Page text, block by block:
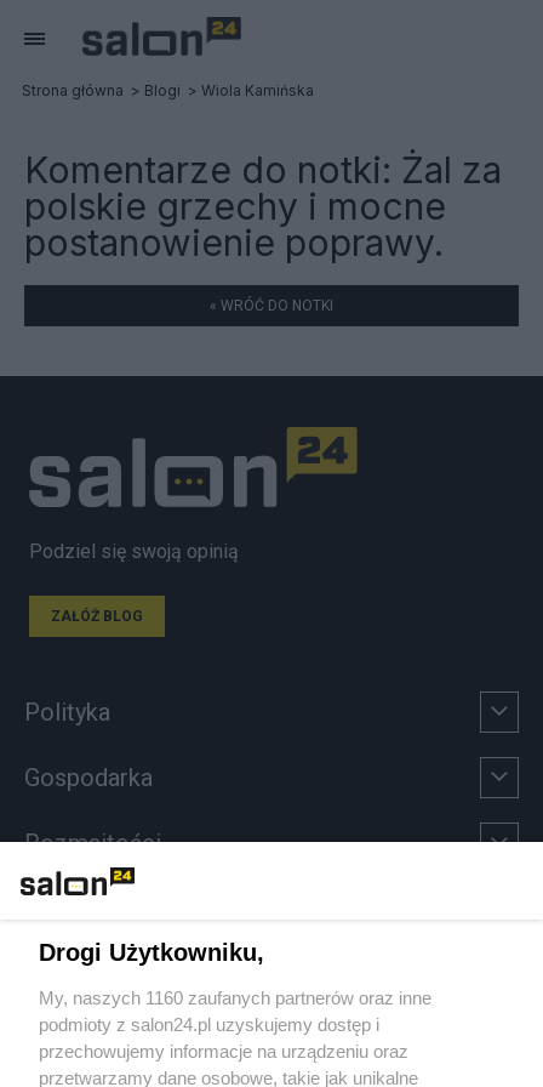
Strona główna Blogi Wiola Kamińska
Komentarze do notki: Żal za
polskie grzechy i mocne
postanowienie poprawy.
« WRÓĆ DO NOTKI
Podziel się swoją opinią
ZAŁÓŻ BLOG
Polityka
Gospodarka
Rozmaitości
Sport
Społeczeństwo
Drogi Użytkowniku,
My, naszych 1160 zaufanych partnerów oraz inne
podmioty z salon24.pl uzyskujemy dostęp i
przechowujemy informacje na urządzeniu oraz
przetwarzamy dane osobowe, takie jak unikalne